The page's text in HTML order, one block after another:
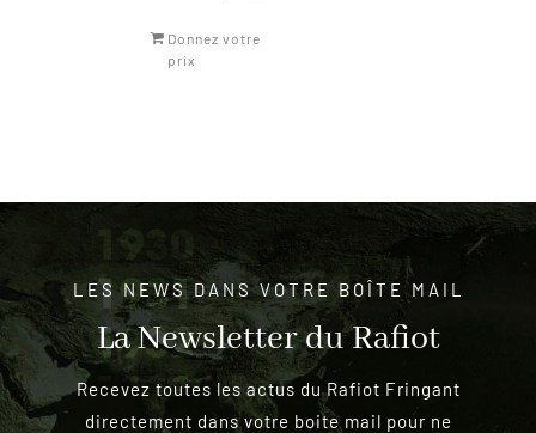
Donnez votre
prix
LES NEWS DANS VOTRE BOÎTE MAIL
La Newsletter du Rafiot
Recevez toutes les actus du Rafiot Fringant
directement dans votre boite mail pour ne